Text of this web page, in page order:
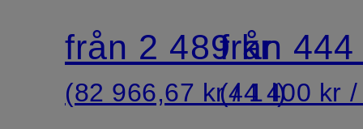
från 2 489 kr
(82 966,67 kr / 1 l)
från 444
(44 400 kr